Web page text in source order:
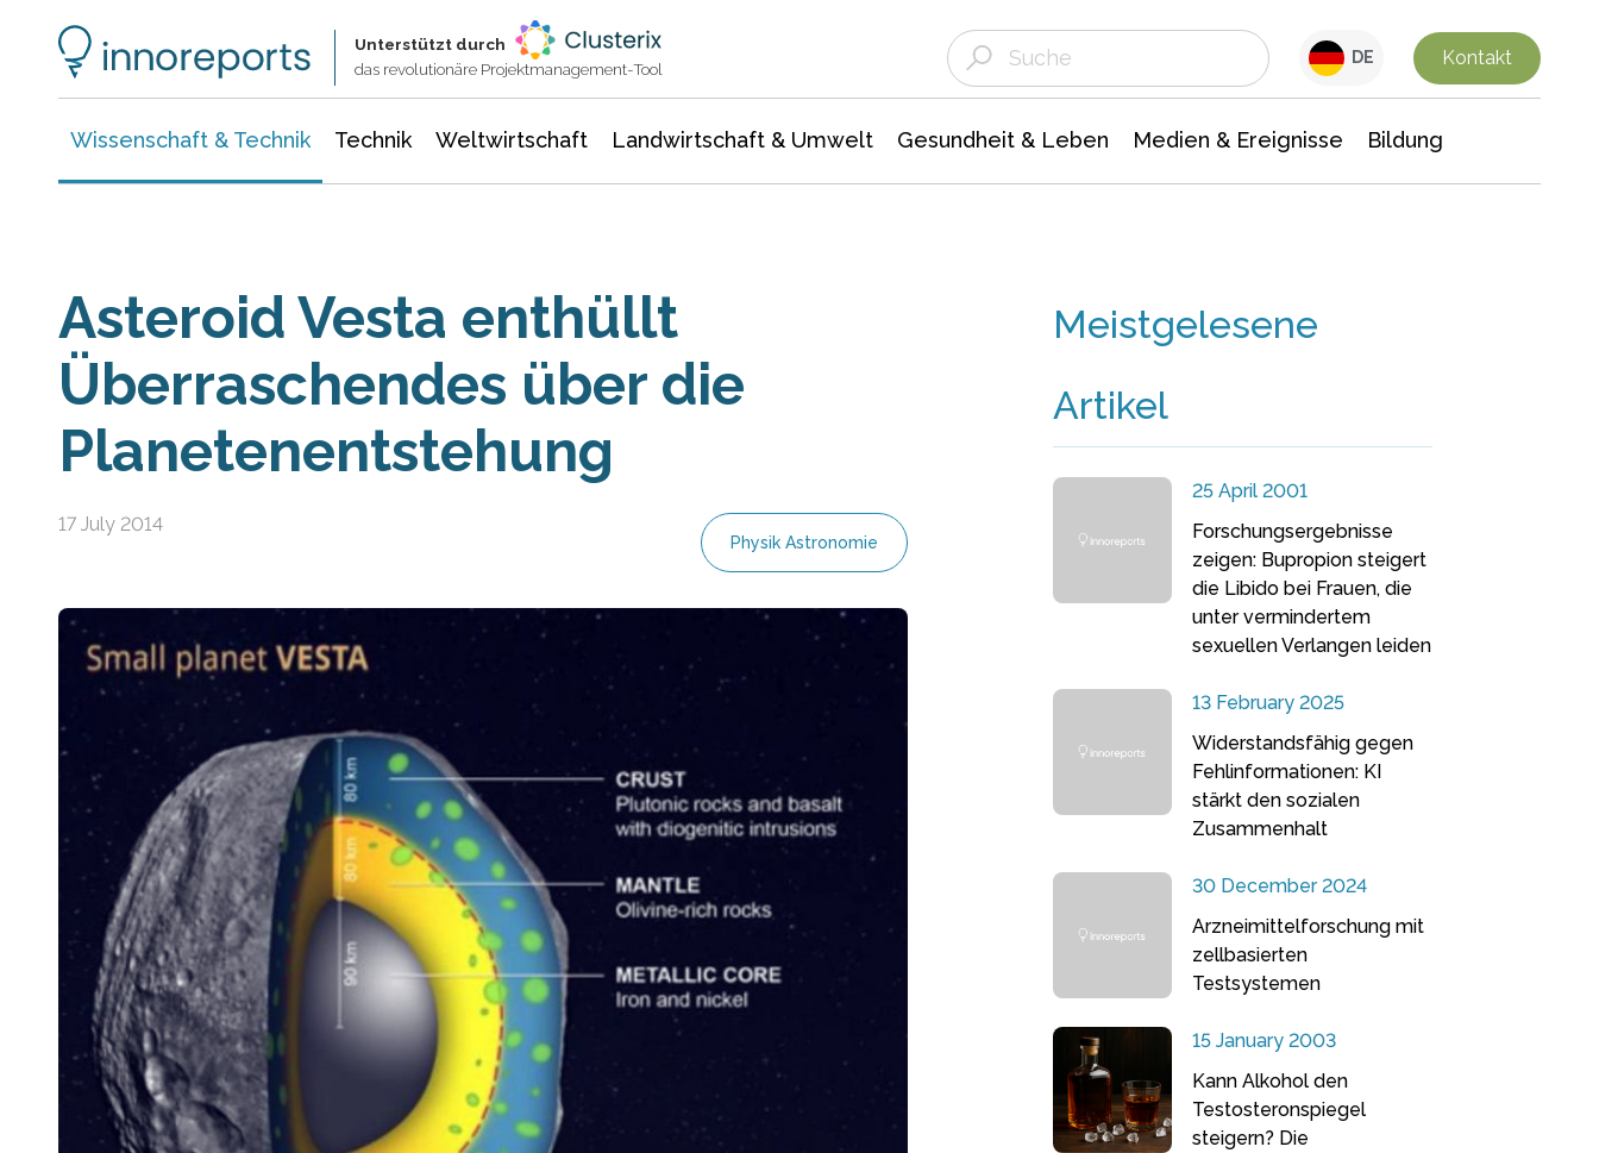
Unterstützt durch
das revolutionäre Projektmanagement-Tool
DE Kontakt
Wissenschaft & Technik Technik Weltwirtschaft Landwirtschaft & Umwelt Gesundheit & Leben Medien & Ereignisse Bildung
Asteroid Vesta enthüllt
Überraschendes über die
Planetenentstehung
17 July 2014
Physik Astronomie
Meistgelesene
Artikel
25 April 2001
Forschungsergebnisse
zeigen: Bupropion steigert
die Libido bei Frauen, die
unter vermindertem
sexuellen Verlangen leiden
13 February 2025
Widerstandsfähig gegen
Fehlinformationen: KI
stärkt den sozialen
Zusammenhalt
30 December 2024
Arzneimittelforschung mit
zellbasierten
Testsystemen
15 January 2003
Kann Alkohol den
Testosteronspiegel
steigern? Die